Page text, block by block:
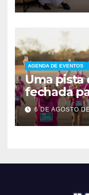
AGENDA DE EVENTOS
Uma pista
fechada
a
em Brasília
6 DE AGOSTO